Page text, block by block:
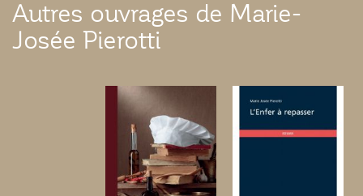
Autres ouvrages de Marie-
Josée Pierotti